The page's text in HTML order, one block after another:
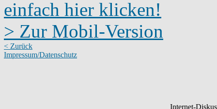
einfach hier klicken!
> Zur Mobil-Version
< Zurück
Impressum/Datenschutz
Internet-